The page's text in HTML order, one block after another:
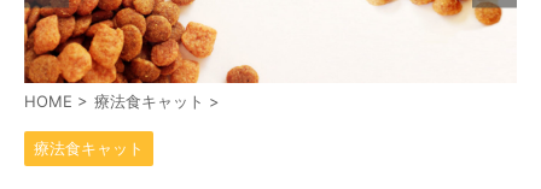
HOME > 療法食キャット >
療法食キャット